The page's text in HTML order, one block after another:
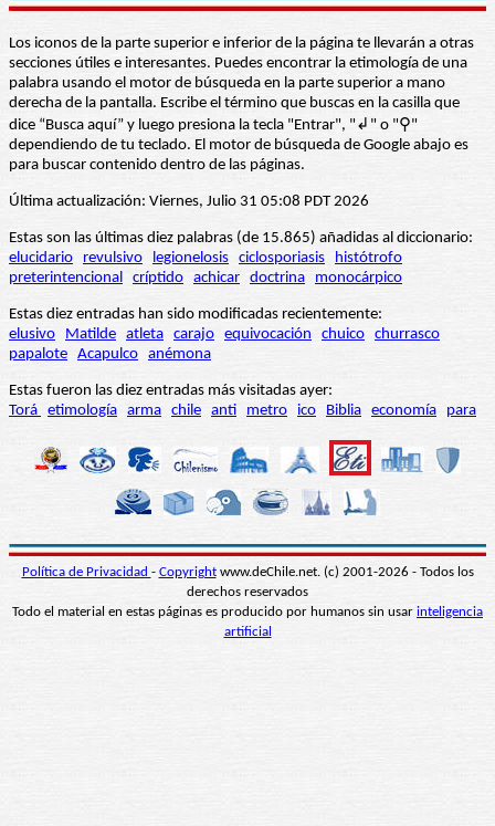
Los iconos de la parte superior e inferior de la página te llevarán a otras
secciones útiles e interesantes. Puedes encontrar la etimología de una
palabra usando el motor de búsqueda en la parte superior a mano
derecha de la pantalla. Escribe el término que buscas en la casilla que
dice “Busca aquí” y luego presiona la tecla "Entrar", "↲" o "⚲"
dependiendo de tu teclado. El motor de búsqueda de Google abajo es
para buscar contenido dentro de las páginas.
Última actualización: Viernes, Julio 31 05:08 PDT 2026
Estas son las últimas diez palabras (de 15.865) añadidas al diccionario:
elucidario
revulsivo legionelosis ciclosporiasis
histótrofo
preterintencional críptido achicar doctrina monocárpico
Estas diez entradas han sido modificadas recientemente:
elusivo
Matilde atleta carajo equivocación chuico churrasco
papalote Acapulco anémona
Estas fueron las diez entradas más visitadas ayer:
Torá etimología arma chile anti metro ico Biblia economía para
Política de Privacidad - Copyrightwww.deChile.net. (c) 2001-2026 - Todos los
derechos reservados
Todo el material en estas páginas es producido por humanos sin usar inteligencia
artificial